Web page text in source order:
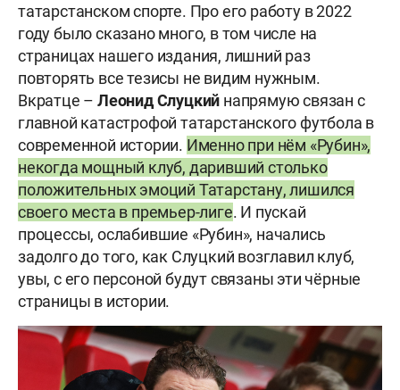
татарстанском спорте. Про его работу в 2022
году было сказано много, в том числе на
страницах нашего издания, лишний раз
повторять все тезисы не видим нужным.
Вкратце – Леонид Слуцкий напрямую связан с
главной катастрофой татарстанского футбола в
современной истории. Именно при нём «Рубин»,
некогда мощный клуб, даривший столько
положительных эмоций Татарстану, лишился
своего места в премьер-лиге. И пускай
процессы, ослабившие «Рубин», начались
задолго до того, как Слуцкий возглавил клуб,
увы, с его персоной будут связаны эти чёрные
страницы в истории.